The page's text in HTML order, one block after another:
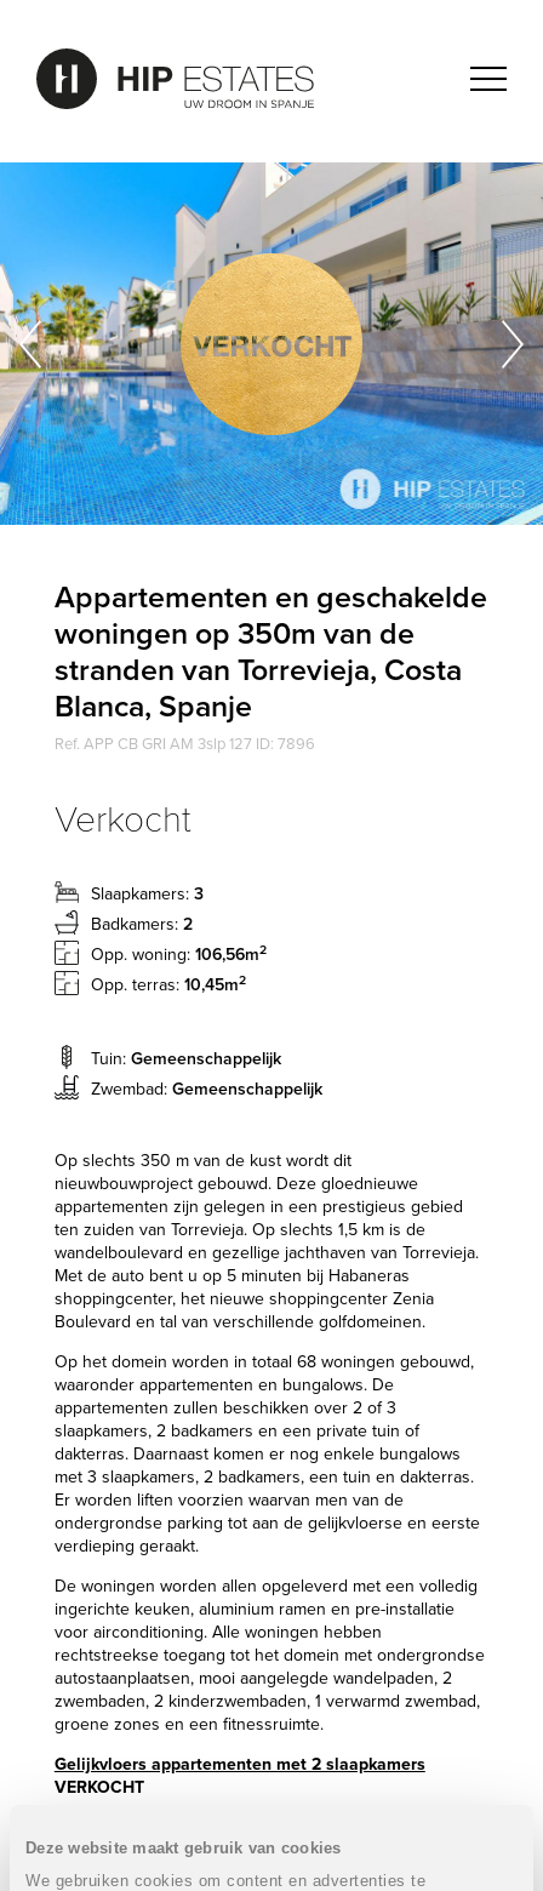
Deze website maakt gebruik van cookies
We gebruiken cookies om content en advertenties te
Appartementen en geschakelde
woningen op 350m van de
stranden van Torrevieja, Costa
Blanca, Spanje
Ref. APP CB GRI AM 3slp 127 ID: 7896
Verkocht
Slaapkamers: 3
Badkamers: 2
Opp. woning: 106,56m2
Opp. terras: 10,45m2
Tuin: Gemeenschappelijk
Zwembad: Gemeenschappelijk
Op slechts 350 m van de kust wordt dit
nieuwbouwproject gebouwd. Deze gloednieuwe
appartementen zijn gelegen in een prestigieus gebied
ten zuiden van Torrevieja. Op slechts 1,5 km is de
wandelboulevard en gezellige jachthaven van Torrevieja.
Met de auto bent u op 5 minuten bij Habaneras
shoppingcenter, het nieuwe shoppingcenter Zenia
Boulevard en tal van verschillende golfdomeinen.
Op het domein worden in totaal 68 woningen gebouwd,
waaronder appartementen en bungalows. De
appartementen zullen beschikken over 2 of 3
slaapkamers, 2 badkamers en een private tuin of
dakterras. Daarnaast komen er nog enkele bungalows
met 3 slaapkamers, 2 badkamers, een tuin en dakterras.
Er worden liften voorzien waarvan men van de
ondergrondse parking tot aan de gelijkvloerse en eerste
verdieping geraakt.
De woningen worden allen opgeleverd met een volledig
ingerichte keuken, aluminium ramen en pre-installatie
voor airconditioning. Alle woningen hebben
rechtstreekse toegang tot het domein met ondergrondse
autostaanplaatsen, mooi aangelegde wandelpaden, 2
zwembaden, 2 kinderzwembaden, 1 verwarmd zwembad,
groene zones en een fitnessruimte.
Gelijkvloers appartementen met 2 slaapkamers
VERKOCHT
Bewoonbare oppervlakte: van 82,37 m² tot 89,08 m²
Tuin: 26,15 m²